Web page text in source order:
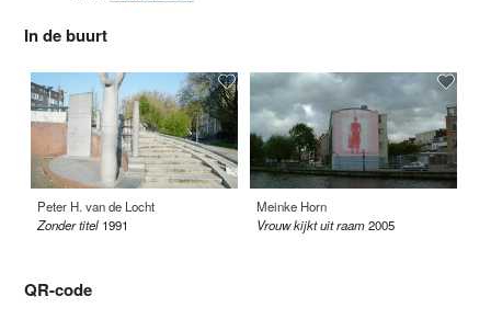
In de buurt
Peter H. van de Locht
Zonder titel 1991
Meinke Horn
Vrouw kijkt uit raam2005
QR-code